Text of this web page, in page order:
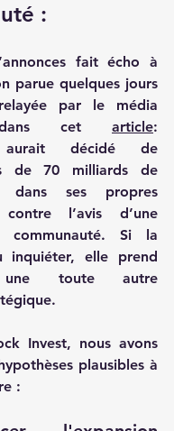
:
fait écho à
parue quelques jours
par le média
dans cet article
de 70 milliards de
dans ses propres
contre l’avis d’une
Si la
inquiéter, elle prend
une toute autre
Invest, nous avons
plausibles à
: